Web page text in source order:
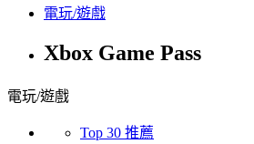
電玩/遊戲
Xbox Game Pass
電玩/遊戲
Top 30 推薦